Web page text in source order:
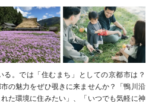
。では「住むまち」としての京都市は？
の魅力をぜひ覗きに来ませんか？「鴨川沿
た環境に住みたい」、「いつでも気軽に神